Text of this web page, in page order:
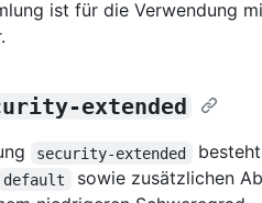
ist für die Verwendung
extended
security-extended
default
sowie zusätzlichen